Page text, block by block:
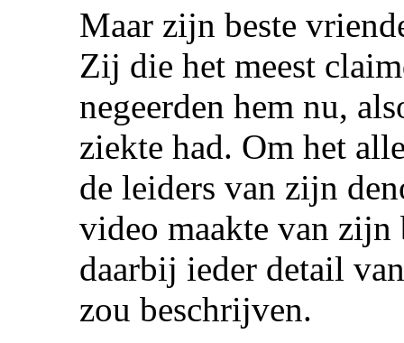
Maar zijn beste
Zij die het meest
negeerden hem nu,
ziekte had. Om het
de leiders van zijn
video maakte van zijn
daarbij ieder detail
zou beschrijven.